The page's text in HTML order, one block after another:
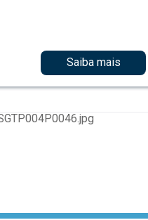
Saiba mais